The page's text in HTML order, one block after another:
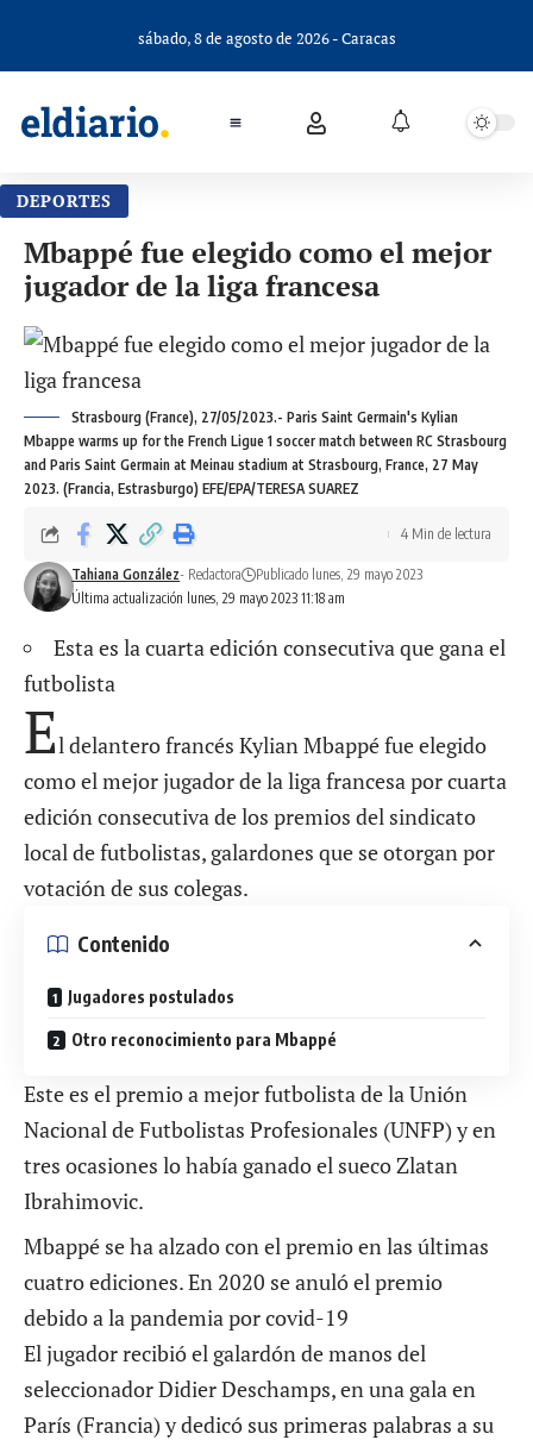
sábado, 8 de agosto de 2026 - Caracas
DEPORTES
Mbappé fue elegido como el mejor
jugador de la liga francesa
Strasbourg (France), 27/05/2023.- Paris Saint Germain's Kylian
Mbappe warms up for the French Ligue 1 soccer match between RC Strasbourg
and Paris Saint Germain at Meinau stadium at Strasbourg, France, 27 May
2023. (Francia, Estrasburgo) EFE/EPA/TERESA SUAREZ
Última actualización lunes, 29 mayo 2023 11:18 am
Tahiana González- Redactora Publicado lunes, 29 mayo 2023
4 Min de lectura
Esta es la cuarta edición consecutiva que gana el
futbolista
El delantero francés Kylian Mbappé fue elegido
como el mejor jugador de la liga francesa por cuarta
edición consecutiva de los premios del sindicato
local de futbolistas, galardones que se otorgan por
votación de sus colegas.
Contenido
Jugadores postulados
Otro reconocimiento para Mbappé
Este es el premio a mejor futbolista de la Unión
Nacional de Futbolistas Profesionales (UNFP) y en
tres ocasiones lo había ganado el sueco Zlatan
Ibrahimovic.
Mbappé se ha alzado con el premio en las últimas
cuatro ediciones. En 2020 se anuló el premio
debido a la pandemia por covid-19
El jugador recibió el galardón de manos del
seleccionador Didier Deschamps, en una gala en
París (Francia) y dedicó sus primeras palabras a su